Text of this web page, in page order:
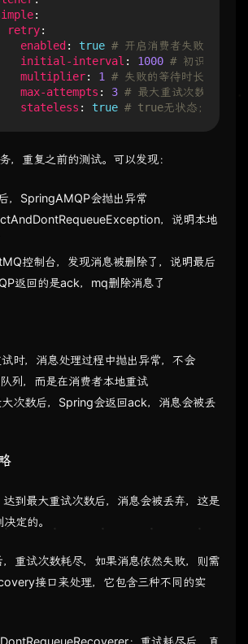
:
retry:
enabled : true # 开启消费者失败重试
initial-interval : 1000 # 初识的失败
multiplier: 1
# 失败的等待时长倍
max-attempts : 3 # 最大重试次数
stateless : true # true无状态；false
，重复之前的测试。可以发现：
，SpringAMQP会抛出异常
，说明本地
控制台，发现消息被删除了，说明最后
返回的是ack，mq删除消息了
时，消息处理过程中抛出异常，不会
列，而是在消费者本地重试
次数后，Spring会返回ack，消息会被丢
到最大重试次数后，消息会被丢弃，这是
定的。
重试次数耗尽，如果消息依然失败，则需
接口来处理，它包含三种不同的实